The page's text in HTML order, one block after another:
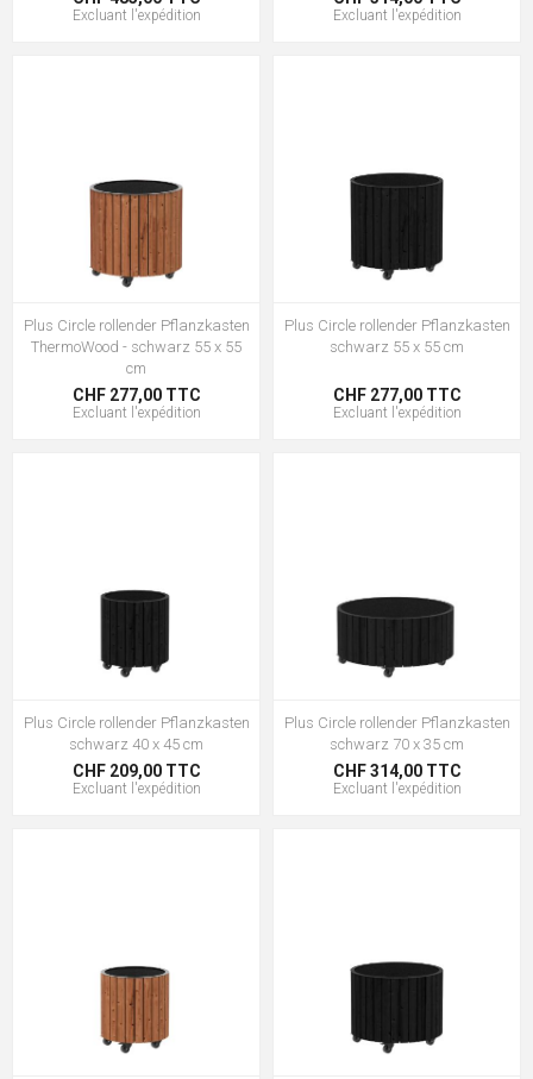
Excluant l'expédition Excluant l'expédition
Plus Circle rollender Pflanzkasten
ThermoWood - schwarz 55 x 55
cm
CHF 277,00 TTC
Excluant l'expédition
Plus Circle rollender Pflanzkasten
schwarz 55 x 55 cm
CHF 277,00 TTC
Excluant l'expédition
Plus Circle rollender Pflanzkasten
schwarz 40 x 45 cm
CHF 209,00 TTC
Excluant l'expédition
Plus Circle rollender Pflanzkasten
schwarz 70 x 35 cm
CHF 314,00 TTC
Excluant l'expédition